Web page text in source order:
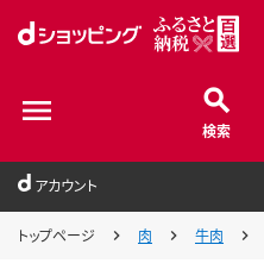
検索
アカウント
トップページ 肉 牛肉